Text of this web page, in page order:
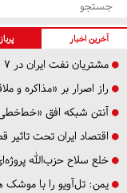
آخرین اخبار
مشتریان نفت ایران در ۷ سال گذشته +فیلم
راز اصرار بر «مذاکره
آنتن شبکه افق
اقتصاد ایران تحت تاثیر
خلع سلاح حزب‌الله
یمن: تل‌آویو را با موشک